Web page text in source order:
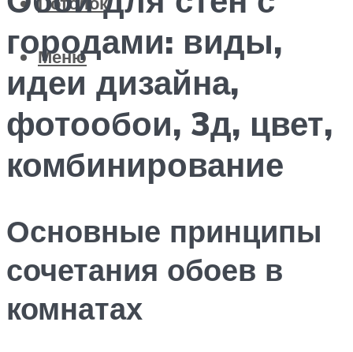
Меню
городами: виды,
идеи дизайна,
фотообои, 3д, цвет,
комбинирование
Основные принципы
сочетания обоев в
комнатах